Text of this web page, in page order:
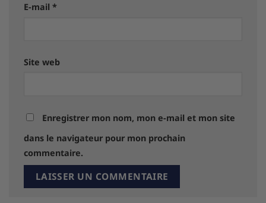
E-mail *
Site web
Enregistrer mon nom, mon e-mail et mon site
dans le navigateur pour mon prochain
commentaire.